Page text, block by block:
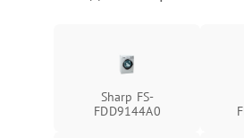
Sharp FS-
FDD9144A0